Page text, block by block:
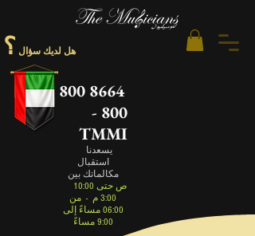
هل لديك سؤال ؟
800 8664
- 800
TMMI
يسعدنا
استقبال
مكالماتك بين
10:00 ص حتى
3:00 م
- من
06:00 مساءً إلى
9:00 مساءً